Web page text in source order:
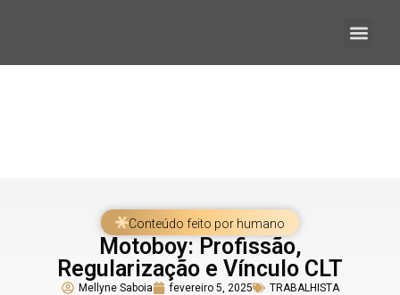
Conteúdo feito por humano
Motoboy: Profissão,
Regularização e Vínculo CLT
Mellyne Saboia fevereiro 5, 2025 TRABALHISTA